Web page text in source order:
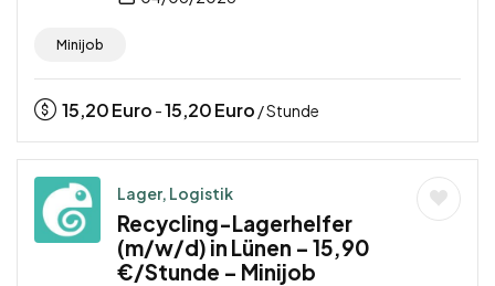
Minijob
15,20Euro -15,20Euro / Stunde
Lager, Logistik
Recycling-Lagerhelfer
(m/w/d) in Lünen – 15,90
€/Stunde – Minijob